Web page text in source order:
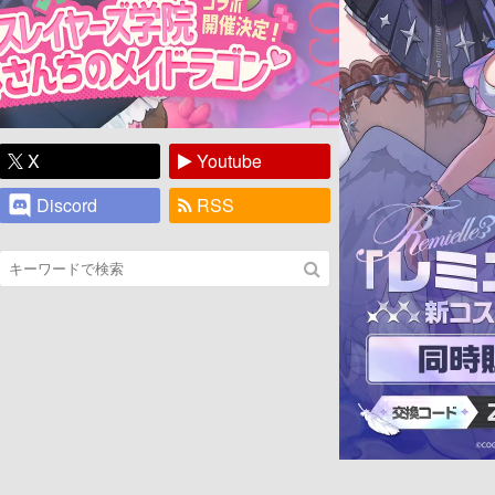
X
Youtube
Discord
RSS